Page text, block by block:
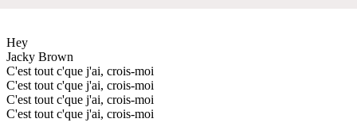
Hey
Jacky Brown
C'est tout c'que j'ai, crois-moi
C'est tout c'que j'ai, crois-moi
C'est tout c'que j'ai, crois-moi
C'est tout c'que j'ai, crois-moi